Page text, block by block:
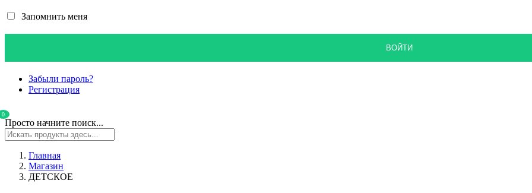
Запомнить меня
Забыли пароль?
Регистрация
0
Просто начните поиск...
Главная
Магазин
ДЕТСКОЕ